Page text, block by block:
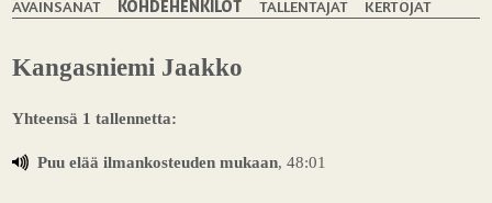
AVAINSANAT
KOHDEHENKILÖT TALLENTAJAT KERTOJAT
Kangasniemi Jaakko
Yhteensä 1 tallennetta:
Puu elää ilmankosteuden mukaan, 48:01